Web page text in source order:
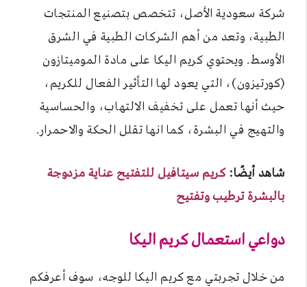
شركة سعودية الأصل، تتخصص بتصنيع المنتجات
الطبية، وتعد من أهم الشركات الطبية في الشرق
الأوسط. ويحتوي كريم اليكا على مادة الموميتازون
(كورتيزون)، التي يعود لها التأثير الفعال للكريم،
حيث أنها تعمل على تخفيف الالتهاب، والحساسية
والتهيج في البشرة، كما انها تقلل الحكة والاحمرار.
شاهد أيضًا: كريم سيتافيل للتفتيح عناية مزدوجة
بالبشرة ترطيب وتفتيح
دواعي استعمال كريم اليكا
من خلال تجربتي مع كريم اليكا للوجه، سوف أعرفكم